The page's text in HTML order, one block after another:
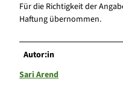
Für die Richtigkeit der
Haftung übernommen.
Autor:in
Sari Arend